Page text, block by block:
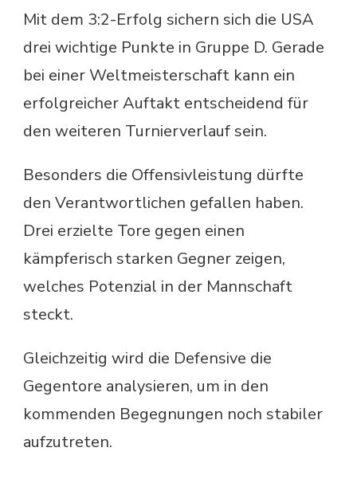
Mit dem 3:2-Erfolg sichern sich die USA
drei wichtige Punkte in Gruppe D. Gerade
bei einer Weltmeisterschaft kann ein
erfolgreicher Auftakt entscheidend für
den weiteren Turnierverlauf sein.
Besonders die Offensivleistung dürfte
den Verantwortlichen gefallen haben.
Drei erzielte Tore gegen einen
kämpferisch starken Gegner zeigen,
welches Potenzial in der Mannschaft
steckt.
Gleichzeitig wird die Defensive die
Gegentore analysieren, um in den
kommenden Begegnungen noch stabiler
aufzutreten.